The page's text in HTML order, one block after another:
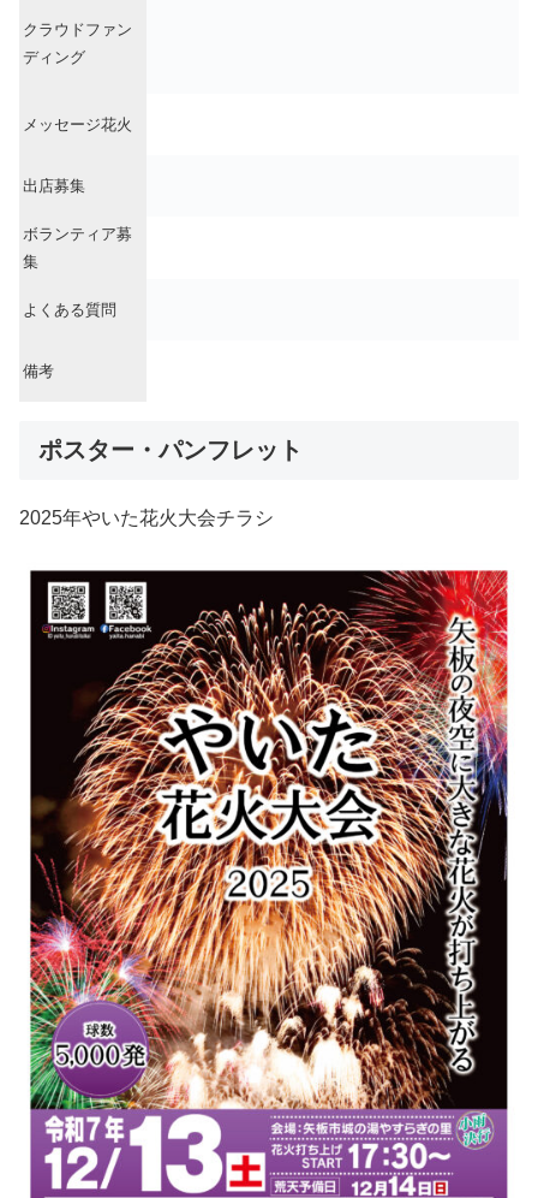
クラウドファン
ディング
メッセージ花火
出店募集
ボランティア募
集
よくある質問
備考
ポスター・パンフレット
2025年やいた花火大会チラシ